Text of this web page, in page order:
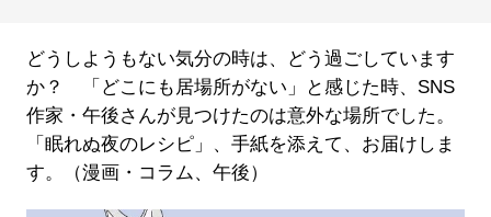
どうしようもない気分の時は、どう過ごしています
か？ 「どこにも居場所がない」と感じた時、SNS
作家・午後さんが見つけたのは意外な場所でした。
「眠れぬ夜のレシピ」、手紙を添えて、お届けしま
す。（漫画・コラム、午後）